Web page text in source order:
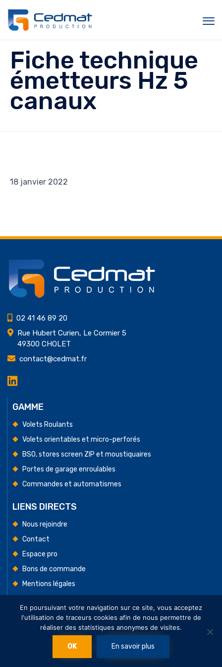
Fiche technique
émetteurs Hz 5
canaux
18 janvier 2022
02 41 46 89 20
Rue Hubert Curien, Le Cormier 5
49300 CHOLET
contact@cedmat.fr
LinkedIn
Cedmat
Production
GAMME
Volets Roulants
Volets orientables et micro-perforés
BSO, stores screen ZIP et moustiquaires
Portes de garage enroulables
Commandes et automatismes
LIENS DIRECTS
Nous rejoindre
Contact
Espace pro
Bons de commande
Mentions légales
Agence web Enjin
En poursuivant votre navigation sur ce site, vous acceptez
l'utilisation de traceurs cookies afin de nous permettre de
réaliser des statistiques anonymes de visites.
OK En savoir plus